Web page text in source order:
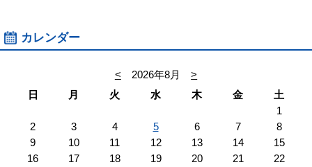
カレンダー
< 2026年8月
>
日
月 火 水 木 金
土
1
2
3 4 5 6 7
8
9
10 11 12 13 14
15
16
17 18 19 20 21
22